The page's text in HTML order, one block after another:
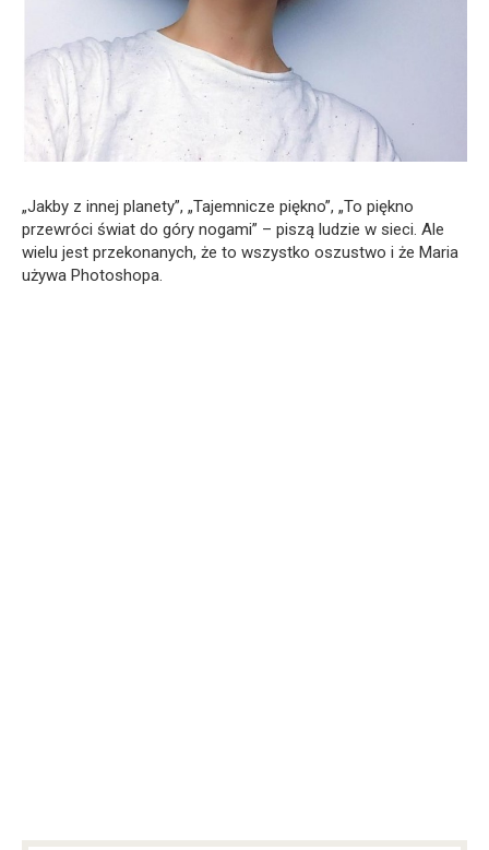
„Jakby z innej planety”, „Tajemnicze piękno”, „To piękno
przewróci świat do góry nogami” – piszą ludzie w sieci. Ale
wielu jest przekonanych, że to wszystko oszustwo i że Maria
używa Photoshopa.